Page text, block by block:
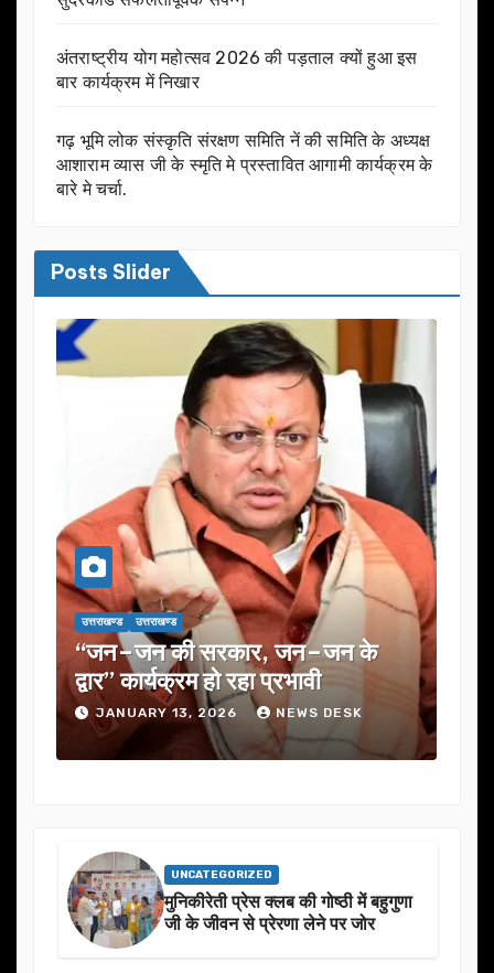
अंतराष्ट्रीय योग महोत्सव 2026 की पड़ताल क्यों हुआ इस
बार कार्यक्रम में निखार
गढ़ भूमि लोक संस्कृति संरक्षण समिति नें की समिति के अध्यक्ष
आशाराम व्यास जी के स्मृति मे प्रस्तावित आगामी कार्यक्रम के
बारे मे चर्चा.
Posts Slider
उत्तराखण्ड उत्तराखण्ड
यूजेवीएन लिमिटेड की 132वीं बोर्ड बैठक
में कई अहम प्रस्तावों को मंजूरी
JANUARY 13, 2026 NEWS DESK
UNCATEGORIZED
मुनिकीरेती प्रेस क्लब की गोष्ठी में बहुगुणा
जी के जीवन से प्रेरणा लेने पर जोर